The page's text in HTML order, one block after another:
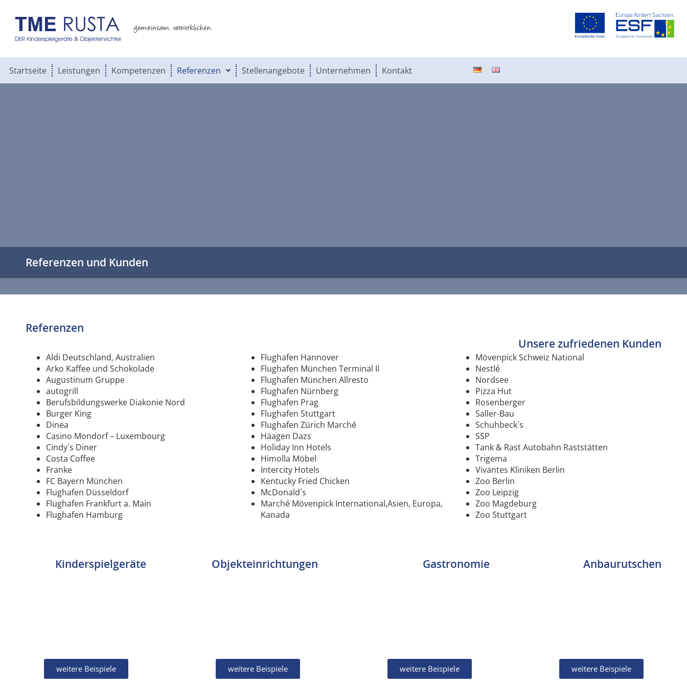
Startseite Leistungen Kompetenzen Referenzen Stellenangebote Unternehmen Kontakt
Referenzen und Kunden
Referenzen
Unsere zufriedenen Kunden
Aldi Deutschland, Australien
Arko Kaffee und Schokolade
Augustinum Gruppe
autogrill
Berufsbildungswerke Diakonie Nord
Burger King
Dinea
Casino Mondorf – Luxembourg
Cindy´s Diner
Costa Coffee
Franke
FC Bayern München
Flughafen Düsseldorf
Flughafen Frankfurt a. Main
Flughafen Hamburg
Flughafen Hannover
Flughafen München Terminal II
Flughafen München Allresto
Flughafen Nürnberg
Flughafen Prag
Flughafen Stuttgart
Flughafen Zürich Marché
Häagen Dazs
Holiday Inn Hotels
Himolla Möbel
Intercity Hotels
Kentucky Fried Chicken
McDonald´s
Marché Mövenpick International,Asien, Europa,
Kanada
Mövenpick Schweiz National
Nestlé
Nordsee
Pizza Hut
Rosenberger
Saller-Bau
Schuhbeck´s
SSP
Tank & Rast Autobahn Raststätten
Trigema
Vivantes Kliniken Berlin
Zoo Berlin
Zoo Leipzig
Zoo Magdeburg
Zoo Stuttgart
Kinderspielgeräte
weitere Beispiele
Objekteinrichtungen
weitere Beispiele
Gastronomie
weitere Beispiele
Anbaurutschen
weitere Beispiele